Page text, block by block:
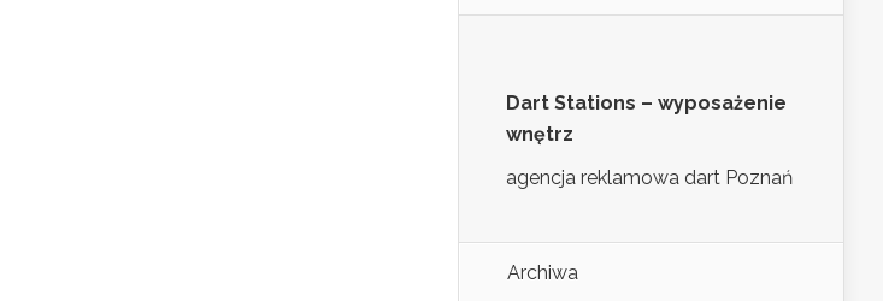
Dart Stations – wyposażenie
wnętrz
agencja reklamowa dart Poznań
Archiwa